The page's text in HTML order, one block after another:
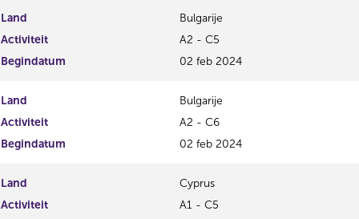
Land
Bulgarije
Activiteit
A2 - C5
Begindatum
02 feb 2024
Land
Bulgarije
Activiteit
A2 - C6
Begindatum
02 feb 2024
Land
Cyprus
Activiteit
A1 - C5